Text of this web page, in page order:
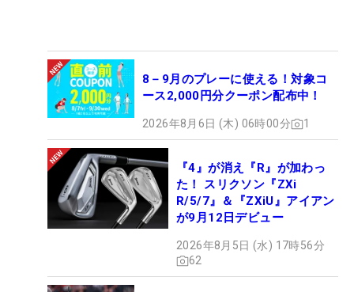
8－9月のプレーに使える！対象コ
ース2,000円分クーポン配布中！
2026年8月6日 (木) 06時00分 1
『4』が消え『R』が加わっ
た！ スリクソン『ZXi
R/5/7』＆『ZXiU』アイアン
が9月12日デビュー
2026年8月5日 (水) 17時56分
62